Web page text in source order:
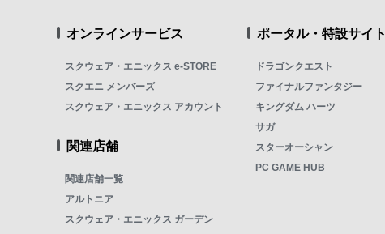
オンラインサービス
スクウェア・エニックス e-STORE
スクエニ メンバーズ
スクウェア・エニックス アカウント
関連店舗
関連店舗一覧
アルトニア
スクウェア・エニックス ガーデン
ポータル・特設サイト
ドラゴンクエスト
ファイナルファンタジー
キングダム ハーツ
サガ
スターオーシャン
PC GAME HUB